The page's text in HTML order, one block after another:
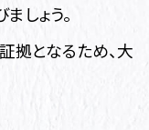
しょう。
拠となるため、大